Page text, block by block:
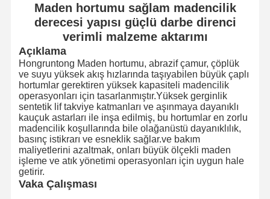
Maden hortumu sağlam madencilik
derecesi yapısı güçlü darbe direnci
verimli malzeme aktarımı
Açıklama
Hongruntong Maden hortumu, abrazif çamur, çöplük
ve suyu yüksek akış hızlarında taşıyabilen büyük çaplı
hortumlar gerektiren yüksek kapasiteli madencilik
operasyonları için tasarlanmıştır.Yüksek gerginlik
sentetik lif takviye katmanları ve aşınmaya dayanıklı
kauçuk astarları ile inşa edilmiş, bu hortumlar en zorlu
madencilik koşullarında bile olağanüstü dayanıklılık,
basınç istikrarı ve esneklik sağlar.ve bakım
maliyetlerini azaltmak, onları büyük ölçekli maden
işleme ve atık yönetimi operasyonları için uygun hale
getirir.
Vaka Çalışması